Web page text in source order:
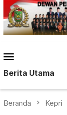
Loncat
ke
konten
Mobile
Berita Utama
Beranda Kepri